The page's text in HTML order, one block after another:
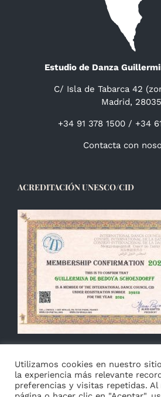
Estudio de Danza
C/ Isla de Tabarca 42
Madrid, 28035
+34 91 378 1500 / +34
Contacta con
ACREDITACIÓN UNESCO/CID
Utilizamos cookies en nuestro
la experiencia más relevante
preferencias y visitas repetidas. Al